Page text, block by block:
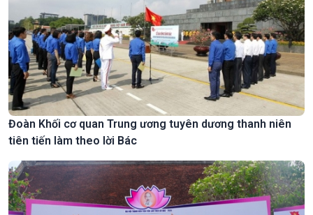
Đoàn Khối cơ quan Trung ương tuyên dương thanh niên
tiên tiến làm theo lời Bác